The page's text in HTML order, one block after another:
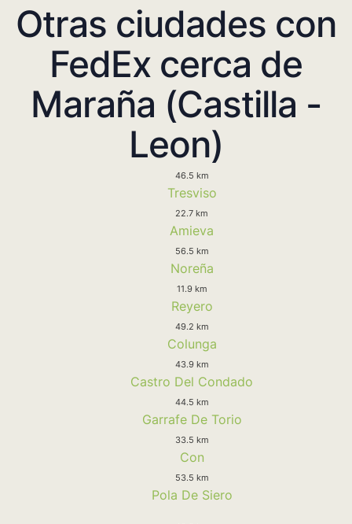
Otras ciudades con
FedEx cerca de
Maraña (Castilla -
Leon)
46.5 km
Tresviso
22.7 km
Amieva
56.5 km
Noreña
11.9 km
Reyero
49.2 km
Colunga
43.9 km
Castro Del Condado
44.5 km
Garrafe De Torio
33.5 km
Con
53.5 km
Pola De Siero